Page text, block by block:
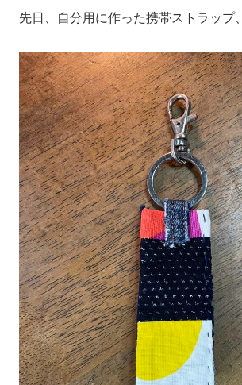
先日、自分用に作った携帯ストラップ、